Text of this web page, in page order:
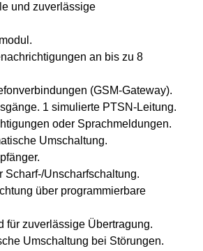
und zuverlässige
an bis zu 8
(GSM-Gateway).
1 simulierte PTSN-Leitung.
oder Sprachmeldungen.
Umschaltung.
Scharf-/Unscharfschaltung.
über programmierbare
für zuverlässige Übertragung.
Umschaltung bei Störungen.